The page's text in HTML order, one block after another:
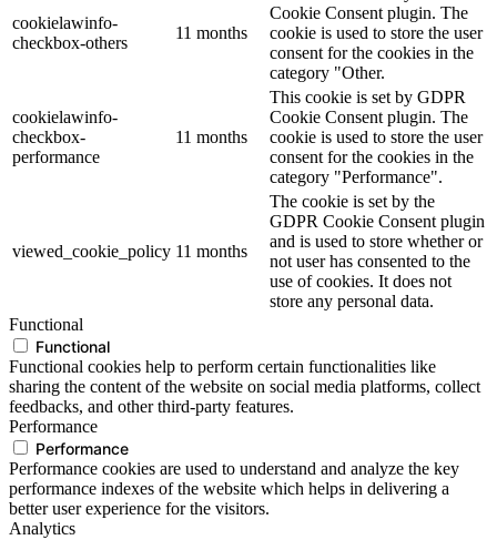
cookielawinfo-
checkbox-others
11 months
Cookie Consent plugin. The
cookie is used to store the user
consent for the cookies in the
category "Other.
cookielawinfo-
checkbox-
performance
11 months
This cookie is set by GDPR
Cookie Consent plugin. The
cookie is used to store the user
consent for the cookies in the
category "Performance".
viewed_cookie_policy 11 months
The cookie is set by the
GDPR Cookie Consent plugin
and is used to store whether or
not user has consented to the
use of cookies. It does not
store any personal data.
Functional
Functional
Functional cookies help to perform certain functionalities like
sharing the content of the website on social media platforms, collect
feedbacks, and other third-party features.
Performance
Performance
Performance cookies are used to understand and analyze the key
performance indexes of the website which helps in delivering a
better user experience for the visitors.
Analytics